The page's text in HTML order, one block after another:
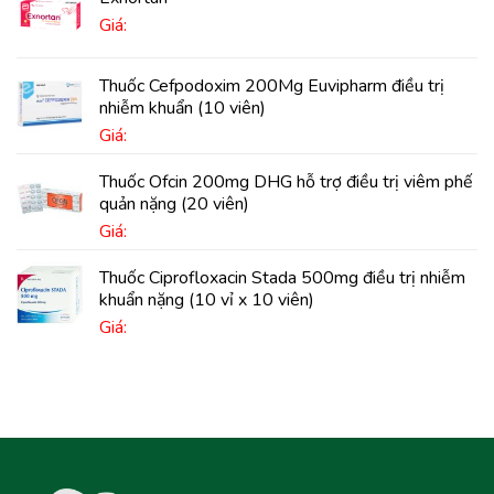
Giá:
Thuốc Cefpodoxim 200Mg Euvipharm điều trị
nhiễm khuẩn (10 viên)
Giá:
Thuốc Ofcin 200mg DHG hỗ trợ điều trị viêm phế
quản nặng (20 viên)
Giá:
Thuốc Ciprofloxacin Stada 500mg điều trị nhiễm
khuẩn nặng (10 vỉ x 10 viên)
Giá: